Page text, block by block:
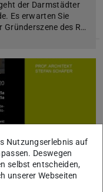
der Darmstädter
Es erwarten Sie
Gründerszene des R…
Nutzungserlebnis auf
Deswegen
selbst entscheiden,
unserer Webseiten